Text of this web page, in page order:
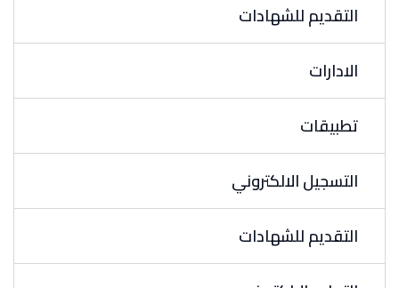
التقديم للشهادات
الادارات
تطبيقات
التسجيل الالكتروني
التقديم للشهادات